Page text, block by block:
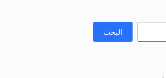
البحث